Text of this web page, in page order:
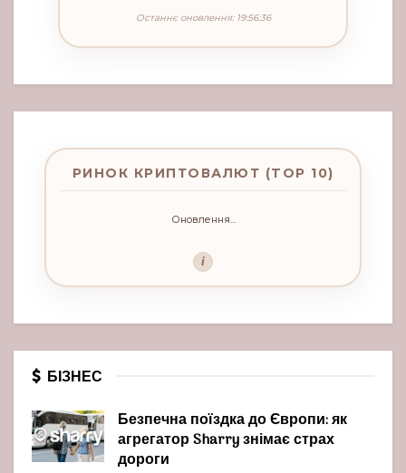
Останнє оновлення: 19:56:36
РИНОК КРИПТОВАЛЮТ (TOP 10)
Оновлення...
i
БІЗНЕС
Безпечна поїздка до Європи: як
агрегатор Sharry знімає страх
дороги